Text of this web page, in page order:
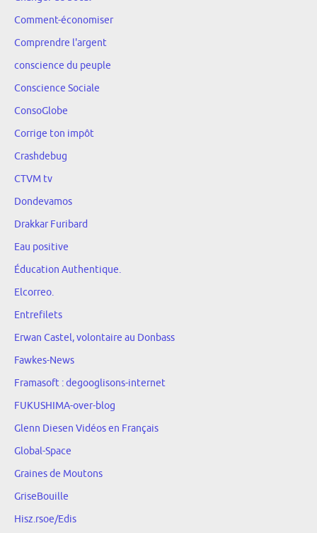
Comment-économiser
Comprendre l'argent
conscience du peuple
Conscience Sociale
ConsoGlobe
Corrige ton impôt
Crashdebug
CTVM tv
Dondevamos
Drakkar Furibard
Eau positive
Éducation Authentique.
Elcorreo.
Entrefilets
Erwan Castel, volontaire au Donbass
Fawkes-News
Framasoft : degooglisons-internet
FUKUSHIMA-over-blog
Glenn Diesen Vidéos en Français
Global-Space
Graines de Moutons
GriseBouille
Hisz.rsoe/Edis